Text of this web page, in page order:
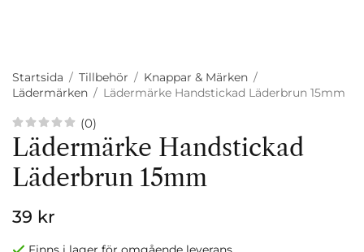
Startsida / Tillbehör / Knappar & Märken /
Lädermärken / Lädermärke Handstickad Läderbrun 15mm
(0)
Lädermärke Handstickad
Läderbrun 15mm
39 kr